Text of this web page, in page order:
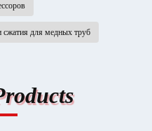
сжатия для медных труб